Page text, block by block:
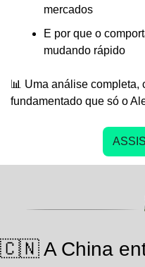
mercados
E por que o
mudando rápido
📊 Uma análise completa,
fundamentado que só o
🇨🇳 A China